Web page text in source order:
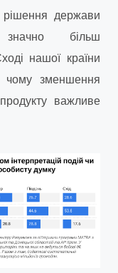
держави
значно більш
нашої країни
чому зменшення
важливе